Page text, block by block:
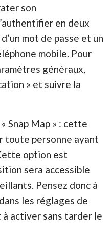
son
en deux
mot de passe et un
mobile. Pour
généraux,
» et suivre la
Snap Map » : cette
toute personne ayant
option est
sera accessible
Pensez donc à
les réglages de
activer sans tarder le